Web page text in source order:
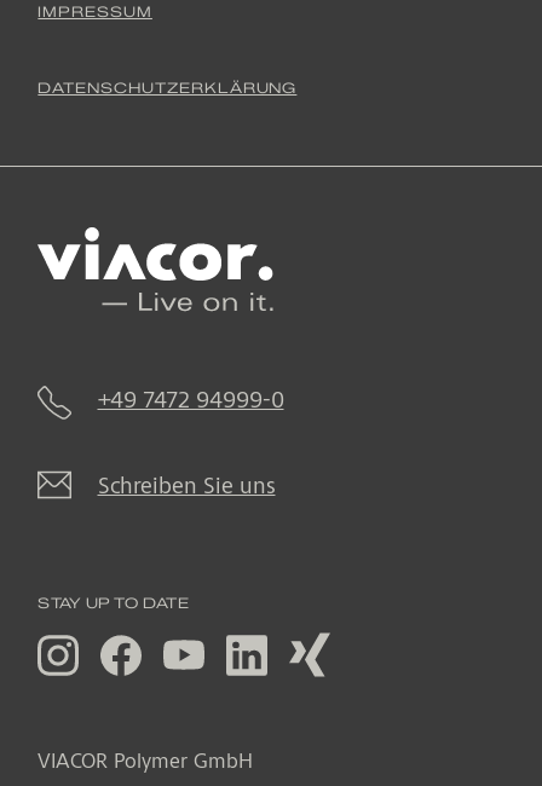
IMPRESSUM
DATENSCHUTZERKLÄRUNG
+49 7472 94999-0
Schreiben Sie uns
VIACOR Polymer GmbH
STAY UP TO DATE